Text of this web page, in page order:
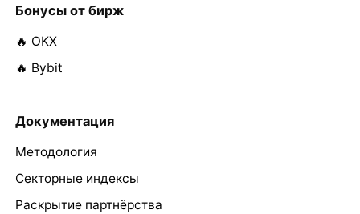
Бонусы от бирж
🔥 OKX
🔥 Bybit
Документация
Методология
Секторные индексы
Раскрытие партнёрства